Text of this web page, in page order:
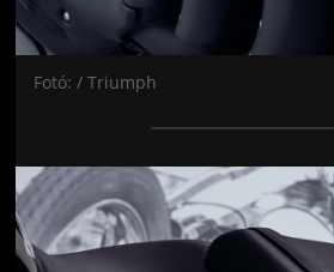
Fotó: / Triumph
Jön még